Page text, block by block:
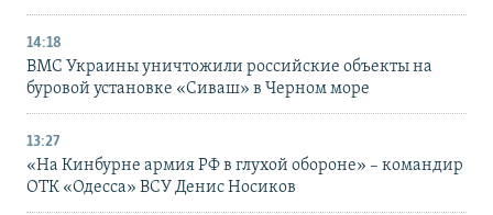
14:18
ВМС Украины уничтожили российские объекты на
буровой установке «Сиваш» в Черном море
13:27
«На Кинбурне армия РФ в глухой обороне» – командир
ОТК «Одесса» ВСУ Денис Носиков